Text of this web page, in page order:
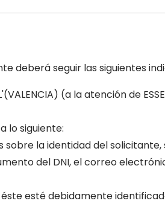
deberá seguir las siguientes
(a la atención de
lo siguiente:
la identidad del solicitante,
del DNI, el correo
esté debidamente